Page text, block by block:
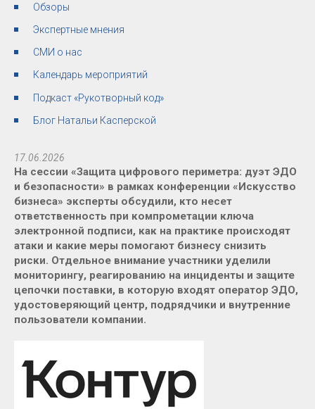
Обзоры
Экспертные мнения
СМИ о нас
Календарь мероприятий
Подкаст «Рукотворный код»
Блог Натальи Касперской
17.06.2026
На сессии «Защита цифрового периметра: дуэт ЭДО
и безопасности» в рамках конференции «Искусство
бизнеса» эксперты обсудили, кто несет
ответственность при компрометации ключа
электронной подписи, как на практике происходят
атаки и какие меры помогают бизнесу снизить
риски. Отдельное внимание участники уделили
мониторингу, реагированию на инциденты и защите
цепочки поставки, в которую входят оператор ЭДО,
удостоверяющий центр, подрядчики и внутренние
пользователи компании.